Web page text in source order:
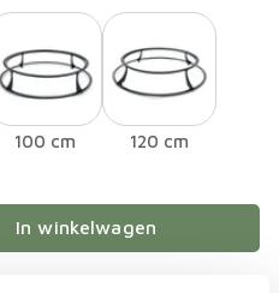
100 cm 120 cm
In winkelwagen